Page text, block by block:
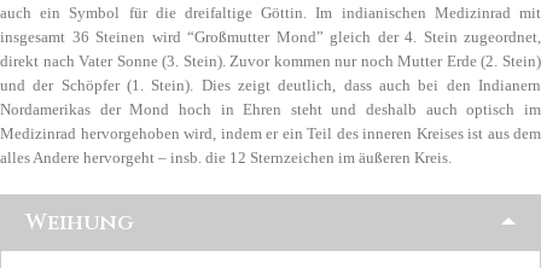
auch ein Symbol für die dreifaltige Göttin. Im indianischen Medizinrad mit
insgesamt 36 Steinen wird “Großmutter Mond” gleich der 4. Stein zugeordnet,
direkt nach Vater Sonne (3. Stein). Zuvor kommen nur noch Mutter Erde (2. Stein)
und der Schöpfer (1. Stein). Dies zeigt deutlich, dass auch bei den Indianern
Nordamerikas der Mond hoch in Ehren steht und deshalb auch optisch im
Medizinrad hervorgehoben wird, indem er ein Teil des inneren Kreises ist aus dem
alles Andere hervorgeht – insb. die 12 Sternzeichen im äußeren Kreis.
Weihung